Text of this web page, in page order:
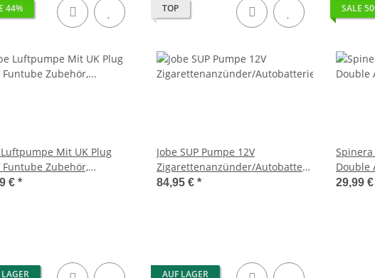
44%
Luftpumpe Mit UK Plug
Funtube Zubehör,
One Size
€ *
TOP
Jobe SUP Pumpe 12V
Zigarettenanzünder/Autobatterie
20 psi
84,95 € *
SALE
Double
29,99 €
AUF LAGER